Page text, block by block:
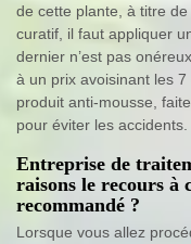
de cette plante, à titre
curatif, il faut appliquer
dernier n’est pas
à un prix avoisinant les 7
produit anti-mousse,
pour éviter les accidents.
Entreprise de
raisons le recours à
recommandé ?
Lorsque vous allez